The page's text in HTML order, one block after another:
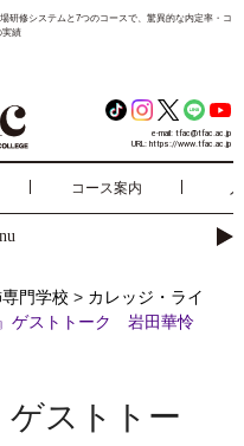
研修システムと7つのコースで、驚異的な内定率・コ
実績
e-mail: tfac@tfac.ac.jp
URL: https://www.tfac.ac.jp
コース案内
門学校 > カレッジ・ライ
ゲストトーク 岩田華怜
ゲストトー